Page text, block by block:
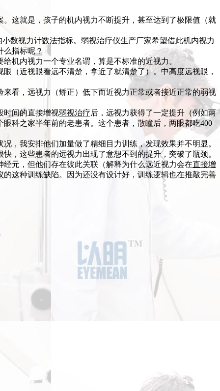
这就是，孩子的机内视力不断提升，甚至达到了极限值（就
数视力计数法指标。弱视治疗仪生产厂家希望借此机内视力
么指标呢？
机内视力一个专业名谓，算是不标准的近视力。
（近视眼看远不清楚，拿近了就清楚了）。中高度远视眼，
看，远视力（矫正）低下而近视力正常或者接近正常的弱视
时间的直接增视弱视治疗后，远视力获得了一定提升（例如两
科之家半年前的老患者。这个患者，散瞳后，两眼都吃400
，我安排他们加量做了精细目力训练，发现效果并不明显。
，这些患者的远视力出现了意想不到的提升，突破了瓶颈。
元，但他们存在彼此关联（解释为什么远近视力会在直接增
的这种训练缺陷。因为还没有设计好，训练逻辑也在推敲完善